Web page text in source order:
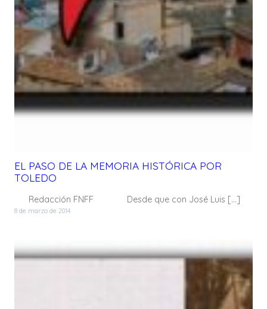
EL PASO DE LA MEMORIA HISTÓRICA POR
TOLEDO
Redacción FNFF Desde que con José Luis […]
8 de marzo de 2014